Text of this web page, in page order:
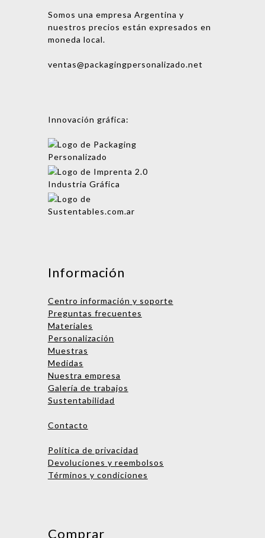
Somos una empresa Argentina y
nuestros precios están expresados en
moneda local.
ventas@packagingpersonalizado.net
Innovación gráfica:
Información
Centro información y soporte
Preguntas frecuentes
Materiales
Personalización
Muestras
Medidas
Nuestra empresa
Galería de trabajos
Sustentabilidad
Contacto
Política de privacidad
Devoluciones y reembolsos
Términos y condiciones
Comprar
Nombre
Empresa
Teléfono
Enviar consulta
con una persona después. ¡Vamos